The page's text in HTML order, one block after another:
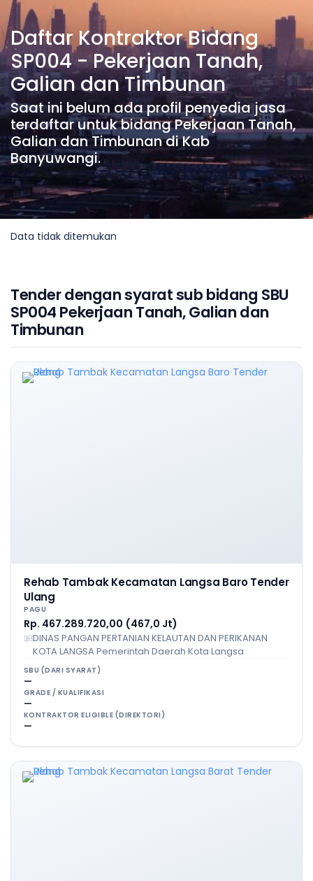
Daftar Kontraktor Bidang
SP004 - Pekerjaan Tanah,
Galian dan Timbunan
Saat ini belum ada profil penyedia jasa
terdaftar untuk bidang Pekerjaan Tanah,
Galian dan Timbunan di Kab
Banyuwangi.
Data tidak ditemukan
Tender dengan syarat sub bidang SBU
SP004 Pekerjaan Tanah, Galian dan
Timbunan
Rehab Tambak Kecamatan Langsa Baro Tender
Ulang
PAGU
Rp. 467.289.720,00 (467,0 Jt)
DINAS PANGAN PERTANIAN KELAUTAN DAN PERIKANAN
KOTA LANGSA Pemerintah Daerah Kota Langsa
SBU (DARI SYARAT)
—
GRADE / KUALIFIKASI
—
KONTRAKTOR ELIGIBLE (DIREKTORI)
—